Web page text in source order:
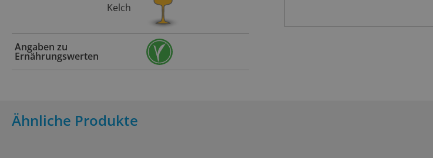
Kelch
Angaben zu
Ernährungswerten
Ähnliche Produkte